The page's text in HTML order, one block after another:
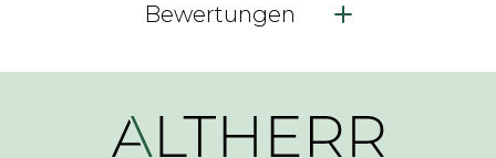
Bewertungen